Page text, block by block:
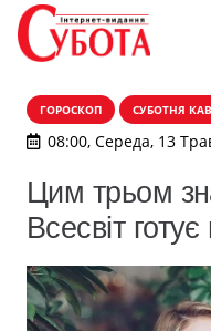
ГОРОСКОП СУБОТНЯ
08:00, Середа, 13
Цим трьом
Всесвіт